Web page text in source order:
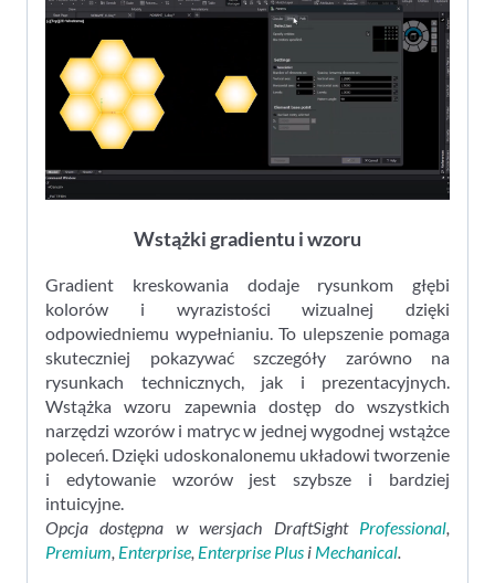
Wstążki gradientu i wzoru
Gradient kreskowania dodaje rysunkom głębi
kolorów i wyrazistości wizualnej dzięki
odpowiedniemu wypełnianiu. To ulepszenie pomaga
skuteczniej pokazywać szczegóły zarówno na
rysunkach technicznych, jak i prezentacyjnych.
Wstążka wzoru zapewnia dostęp do wszystkich
narzędzi wzorów i matryc w jednej wygodnej wstążce
poleceń. Dzięki udoskonalonemu układowi tworzenie
i edytowanie wzorów jest szybsze i bardziej
intuicyjne.
Opcja dostępna w wersjach DraftSight Professional,
Premium, Enterprise, Enterprise Plus i Mechanical.